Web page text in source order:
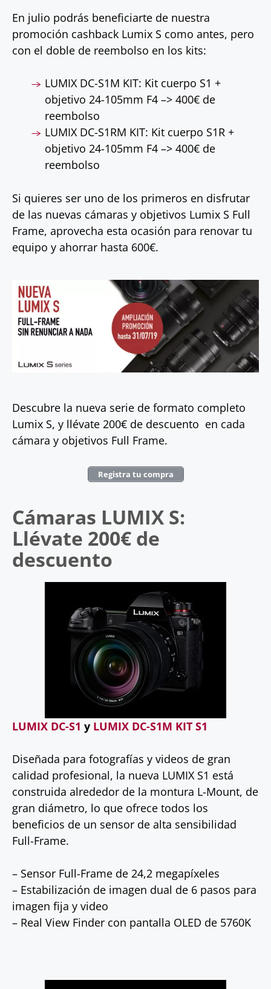
En julio podrás beneficiarte de nuestra
promoción cashback Lumix S como antes, pero
con el doble de reembolso en los kits:
LUMIX DC-S1M KIT: Kit cuerpo S1 +
objetivo 24-105mm F4 –> 400€ de
reembolso
LUMIX DC-S1RM KIT: Kit cuerpo S1R +
objetivo 24-105mm F4 –> 400€ de
reembolso
Si quieres ser uno de los primeros en disfrutar
de las nuevas cámaras y objetivos Lumix S Full
Frame, aprovecha esta ocasión para renovar tu
equipo y ahorrar hasta 600€.
Descubre la nueva serie de formato completo
Lumix S, y llévate 200€ de descuento en cada
cámara y objetivos Full Frame.
Registra tu compra
Cámaras LUMIX S:
Llévate 200€ de
descuento
LUMIX DC-S1 y LUMIX DC-S1M KIT S1
Diseñada para fotografías y videos de gran
calidad profesional, la nueva LUMIX S1 está
construida alrededor de la montura L-Mount, de
gran diámetro, lo que ofrece todos los
beneficios de un sensor de alta sensibilidad
Full-Frame.
– Sensor Full-Frame de 24,2 megapíxeles
– Estabilización de imagen dual de 6 pasos para
imagen fija y video
– Real View Finder con pantalla OLED de 5760K